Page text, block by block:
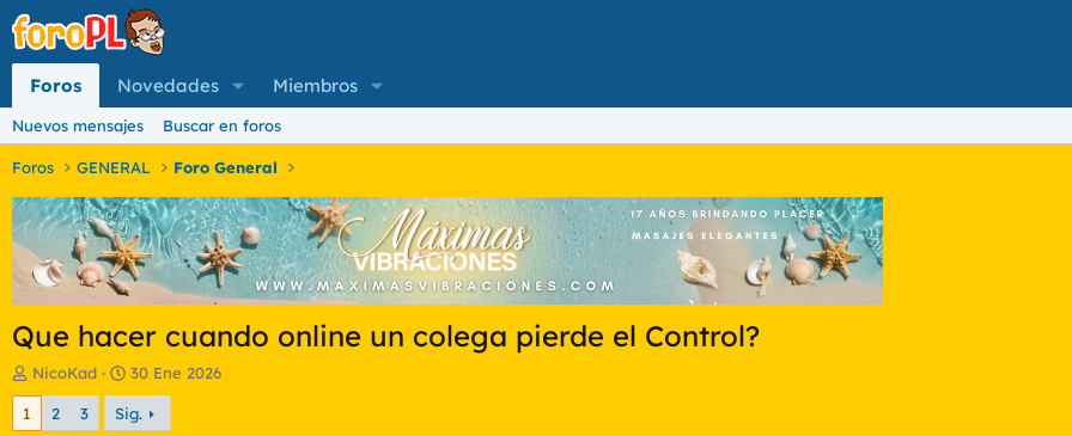
Foros Novedades Miembros
Nuevos mensajes Buscar en foros
Foros GENERAL Foro General
Que hacer cuando online un colega pierde el Control?
I
n
NicoKad
F
e
c
30 Ene 2026
1 2 3 Sig.